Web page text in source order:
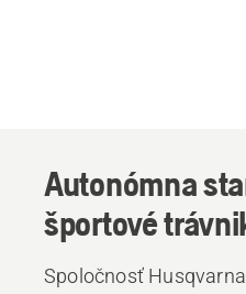
Autonómna
športové
Spoločnosť